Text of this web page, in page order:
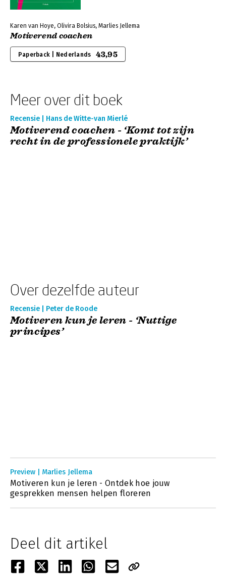
Karen van Hoye, Olivira Bolsius, Marlies Jellema
Motiverend coachen
Paperback | Nederlands 43,95
Meer over dit boek
Recensie | Hans de Witte-van Mierlé
Motiverend coachen - ‘Komt tot zijn
recht in de professionele praktijk’
Over dezelfde auteur
Recensie | Peter de Roode
Motiveren kun je leren - ‘Nuttige
principes’
Preview | Marlies Jellema
Motiveren kun je leren - Ontdek hoe jouw
gesprekken mensen helpen floreren
Deel dit artikel